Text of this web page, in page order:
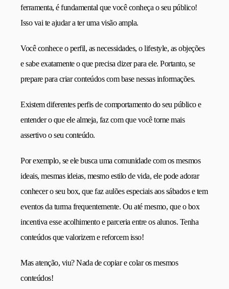
ferramenta, é fundamental que você conheça o seu público!
Isso vai te ajudar a ter uma visão ampla.
Você conhece o perfil, as necessidades, o lifestyle, as objeções
e sabe exatamente o que precisa dizer para ele. Portanto, se
prepare para criar conteúdos com base nessas informações.
Existem diferentes perfis de comportamento do seu público e
entender o que ele almeja, faz com que você torne mais
assertivo o seu conteúdo.
Por exemplo, se ele busca uma comunidade com os mesmos
ideais, mesmas ideias, mesmo estilo de vida, ele pode adorar
conhecer o seu box, que faz aulões especiais aos sábados e tem
eventos da turma frequentemente. Ou até mesmo, que o box
incentiva esse acolhimento e parceria entre os alunos. Tenha
conteúdos que valorizem e reforcem isso!
Mas atenção, viu? Nada de copiar e colar os mesmos
conteúdos!